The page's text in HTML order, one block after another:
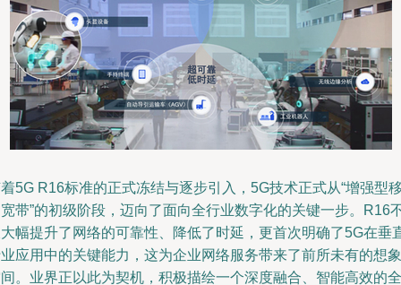
5G R16标准的正式冻结与逐步引入，5G技术正式从“增强型
带”的初级阶段，迈向了面向全行业数字化的关键一步。R16
幅提升了网络的可靠性、降低了时延，更首次明确了5G在垂
应用中的关键能力，这为企业网络服务带来了前所未有的想象
。业界正以此为契机，积极描绘一个深度融合、智能高效的全